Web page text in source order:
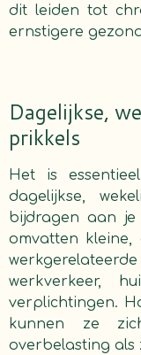
dit leiden tot
ernstigere
Dagelijkse,
prikkels
Het is
dagelijkse,
bijdragen aan je
omvatten kleine,
werkverkeer,
verplichtingen.
kunnen ze
overbelasting als